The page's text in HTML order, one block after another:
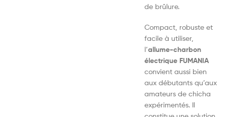
de brûlure.
Compact, robuste et
facile à utiliser,
l’allume-charbon
électrique FUMANIA
convient aussi bien
aux débutants qu’aux
amateurs de chicha
expérimentés. Il